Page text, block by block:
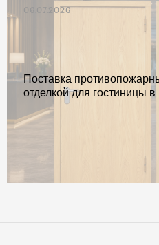
06.07.2026
Поставка
отделкой для гостиницы